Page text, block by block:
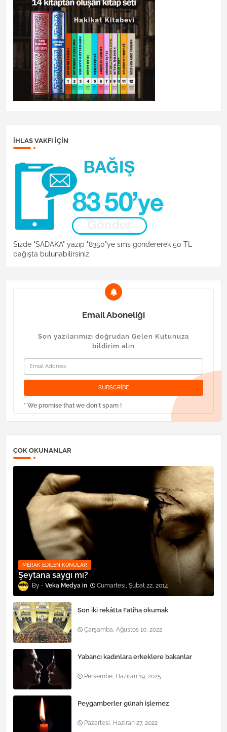
İHLAS VAKFI IÇIN
Sizde "SADAKA" yazıp "8350"ye sms göndererek 50 TL
bağışta bulunabilirsiniz.
Email Aboneliği
Son yazılarımızı doğrudan Gelen Kutunuza
bildirim alın
* We promise that we don't spam !
ÇOK OKUNANLAR
MERAK EDILEN KONULAR
Şeytana saygı mı?
Veka Medya Cumartesi, Şubat 22, 2014
Son iki rekâtta Fatiha okumak
Çarşamba, Ağustos 10, 2022
Yabancı kadınlara erkeklere bakanlar
Perşembe, Haziran 19, 2025
Peygamberler günah işlemez
Pazartesi, Haziran 27, 2022